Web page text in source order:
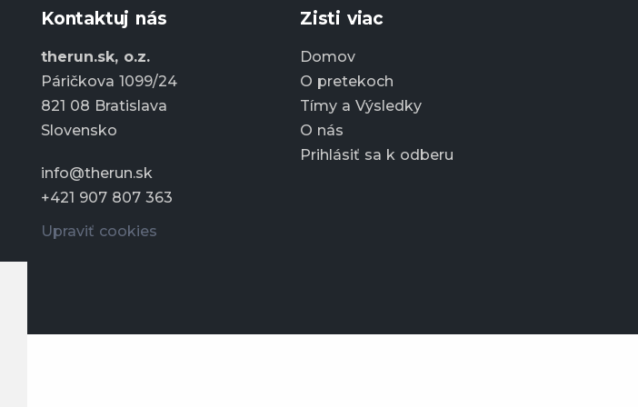
Kontaktuj nás
therun.sk, o.z.
Páričkova 1099/24
821 08 Bratislava
Slovensko
info@therun.sk
+421 907 807 363
Upraviť cookies
Zisti viac
Domov
O pretekoch
Tímy a Výsledky
O nás
Prihlásiť sa k odberu